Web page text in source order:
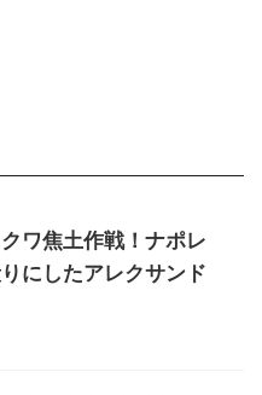
ワ焦土作戦！ナポレ
にしたアレクサンド